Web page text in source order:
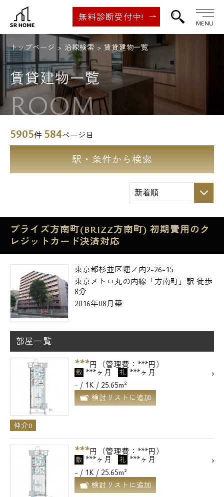
無料診断受付中!
MENU
トップページ 沿線検索 賃貸建物一覧
賃貸建物一覧
ROOM
5905件 584ページ目
駅・条件から検索
ブライズ方南町(BRIZZ方南町) 初期費用のク
レジットカード決済対応
東京都杉並区堀ノ内2-26-15
東京メトロ丸の内線「方南町」駅 徒歩
8分
2016年08月築
部屋一覧
***円（管理費：***円）
敷 ***ヶ月 礼 ***ヶ月
- / 1K / 25.65m²
検討リストに追加
仲介0
***円（管理費：***円）
敷 ***ヶ月 礼 ***ヶ月
- / 1K / 25.65m²
検討リストに追加